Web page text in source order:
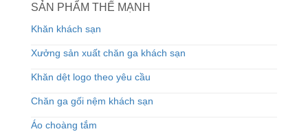
SẢN PHẨM THẾ MẠNH
Khăn khách sạn
Xưởng sản xuất chăn ga khách sạn
Khăn dệt logo theo yêu cầu
Chăn ga gối nệm khách sạn
Áo choàng tắm